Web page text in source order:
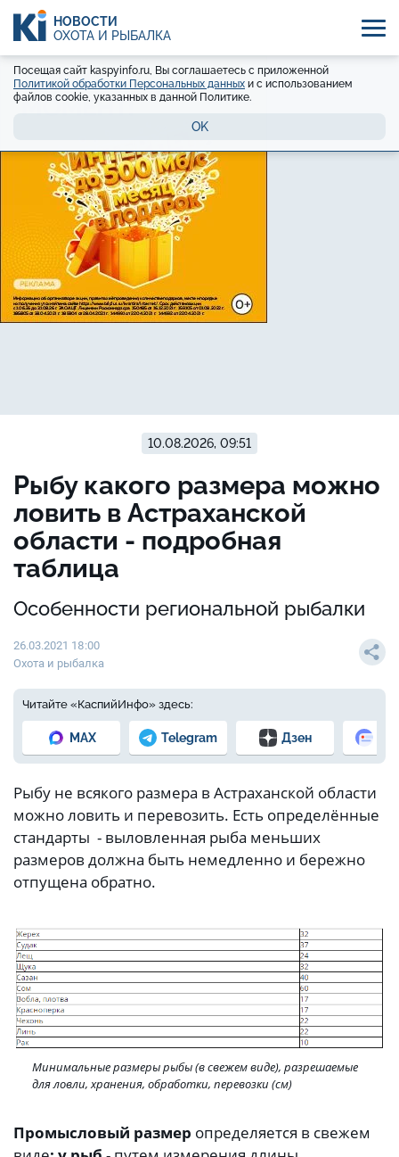
НОВОСТИ
ОХОТА И РЫБАЛКА
Посещая сайт kaspyinfo.ru, Вы соглашаетесь с приложенной
Политикой обработки Персональных данных и с использованием
файлов cookie, указанных в данной Политике.
OK
10.08.2026, 09:51
Рыбу какого размера можно
ловить в Астраханской
области - подробная
таблица
Особенности региональной рыбалки
26.03.2021 18:00
Охота и рыбалка
Читайте «КаспийИнфо» здесь:
MAX Telegram Дзен
Рыбу не всякого размера в Астраханской области
можно ловить и перевозить. Есть определённые
стандарты - выловленная рыба меньших
размеров должна быть немедленно и бережно
отпущена обратно.
Минимальные размеры рыбы (в свежем виде), разрешаемые
для ловли, хранения, обработки, перевозки (см)
Промысловый размер определяется в свежем